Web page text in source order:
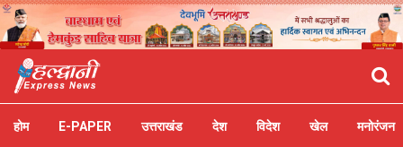
होम E-PAPER उत्तराखंड देश विदेश खेल मनोरंजन